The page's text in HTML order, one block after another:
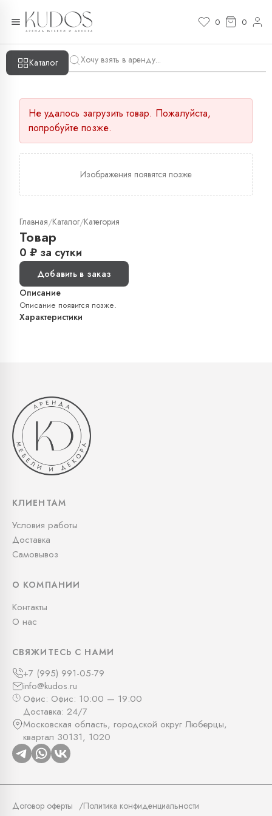
0 0
Каталог
Не удалось загрузить товар. Пожалуйста,
попробуйте позже.
Изображения появятся позже
Главная/Каталог/Категория
Товар
0 ₽ за сутки
Добавить в заказ
Описание
Описание появится позже.
Характеристики
КЛИЕНТАМ
Условия работы
Доставка
Самовывоз
О КОМПАНИИ
Контакты
О нас
СВЯЖИТЕСЬ С НАМИ
+7 (995) 991-05-79
info@kudos.ru
Офис: Офис: 10:00 — 19:00
Доставка: 24/7
Московская область, городской округ Люберцы,
квартал 30131, 1020
Договор оферты Политика конфиденциальности